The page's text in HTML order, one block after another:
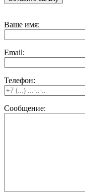
Ваше имя:
Email:
Телефон:
Сообщение: